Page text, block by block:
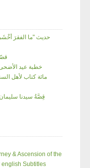
خطبة عيد الأضحى
مائة كتاب لأهل
قِصَّةُ سيدنا سليمان
& Ascension of the
english Subtitles